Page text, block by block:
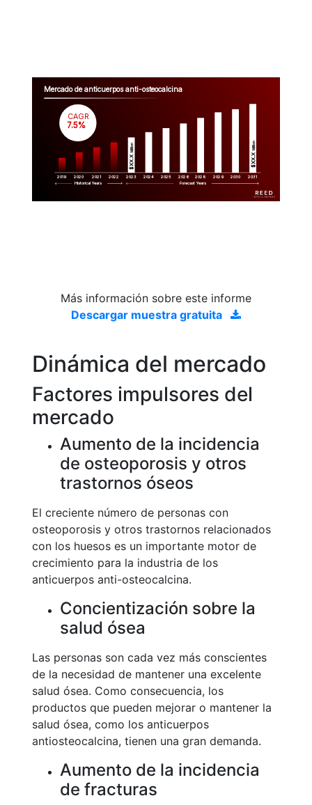
Mercado de anticuerpos anti-osteocalcina
2019 2020 2021 2022 2023 2024 2025 2026 2028 2029 2030 2031
$XX.X
Million
$XX.X
Million
CAGR
7.5%
Historical Years Forecast Years
Más información sobre este informe
Descargar muestra gratuita
Dinámica del mercado
Factores impulsores del
mercado
Aumento de la incidencia
de osteoporosis y otros
trastornos óseos
El creciente número de personas con
osteoporosis y otros trastornos relacionados
con los huesos es un importante motor de
crecimiento para la industria de los
anticuerpos anti-osteocalcina.
Concientización sobre la
salud ósea
Las personas son cada vez más conscientes
de la necesidad de mantener una excelente
salud ósea. Como consecuencia, los
productos que pueden mejorar o mantener la
salud ósea, como los anticuerpos
antiosteocalcina, tienen una gran demanda.
Aumento de la incidencia
de fracturas